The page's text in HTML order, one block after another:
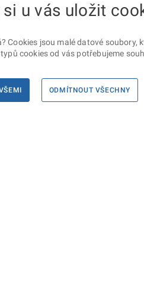
u vás uložit
Cookies jsou malé datové
cookies od vás potřebujeme
ODMÍTNOUT VŠECHNY